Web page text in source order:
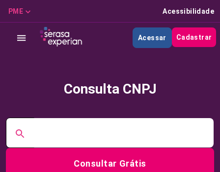
PME Acessibilidade
Acessar Cadastrar
Consulta CNPJ
Consultar Grátis